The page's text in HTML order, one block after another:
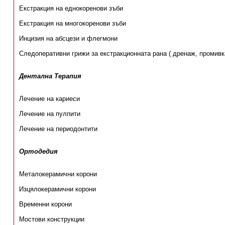
Екстракция на еднокоренови зъби
Екстракция на многокоренови зъби
Инцизия на абсцези и флегмони
Следоперативни грижи за екстракционната рана ( дренаж,
Дентална Терапия
Лечение на кариеси
Лечение на пулпити
Лечение на периодонтити
Ортодедия
Металокерамични корони
Изцялокерамични корони
Временни корони
Мостови конструкции